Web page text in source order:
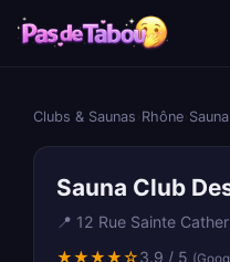
Clubs & Saunas Rhône
Sauna Club
📍 12 Rue Sainte
★★★★☆3.9 / 5